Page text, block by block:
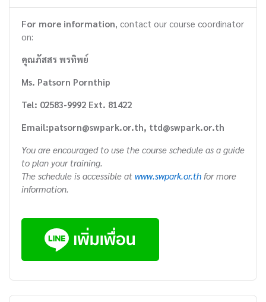
For more information, contact our course coordinator
on:
คุณภัสสร พรทิพย์
Ms. Patsorn Pornthip
Tel: 02583-9992 Ext. 81422
Email:patsorn@swpark.or.th, ttd@swpark.or.th
You are encouraged to use the course schedule as a guide
to plan your training.
The schedule is accessible at www.swpark.or.th for more
information.